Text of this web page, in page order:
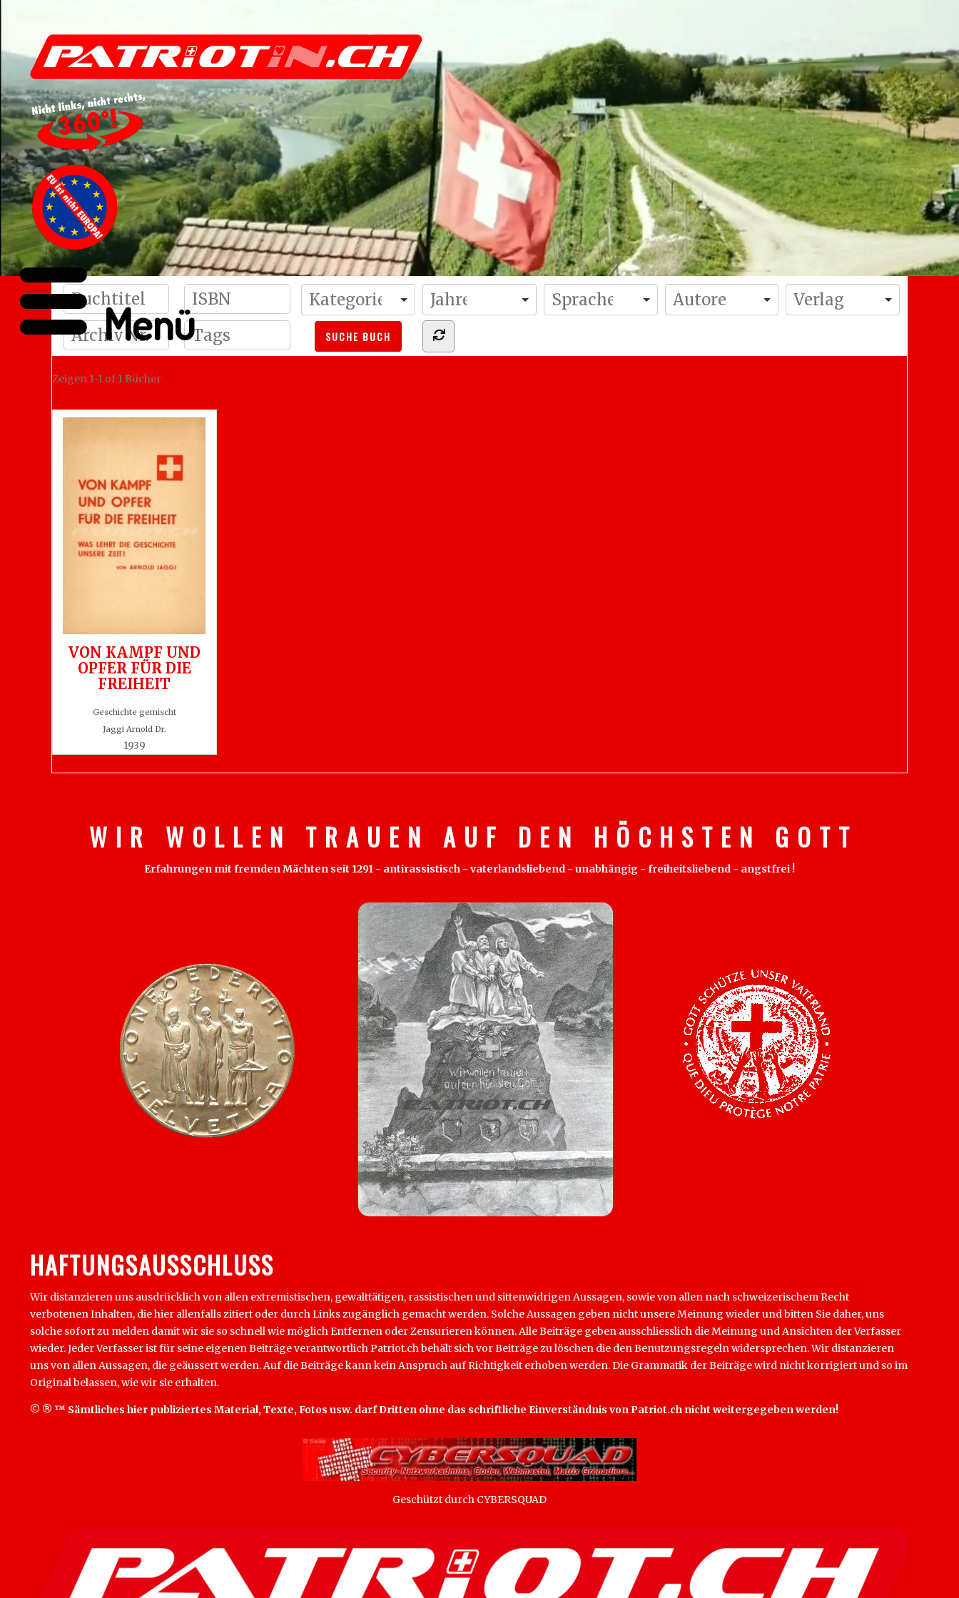
Zeigen 1-1 of 1 Bücher
VON KAMPF UND
OPFER FÜR DIE
FREIHEIT
Geschichte gemischt
Jaggi Arnold Dr.
1939
W I R W O L L E N T R A U E N A U F D E N H Ö C H S T E N G O T T
Erfahrungen mit fremden Mächten seit 1291 - antirassistisch - vaterlandsliebend - unabhängig - freiheitsliebend - angstfrei !
HAFTUNGSAUSSCHLUSS
Wir distanzieren uns ausdrücklich von allen extremistischen, gewalttätigen, rassistischen und sittenwidrigen Aussagen, sowie von allen nach schweizerischem Recht
verbotenen Inhalten, die hier allenfalls zitiert oder durch Links zugänglich gemacht werden. Solche Aussagen geben nicht unsere Meinung wieder und bitten Sie daher, uns
solche sofort zu melden damit wir sie so schnell wie möglich Entfernen oder Zensurieren können. Alle Beiträge geben ausschliesslich die Meinung und Ansichten der Verfasser
wieder. Jeder Verfasser ist für seine eigenen Beiträge verantwortlich Patriot.ch behält sich vor Beiträge zu löschen die den Benutzungsregeln widersprechen. Wir distanzieren
uns von allen Aussagen, die geäussert werden. Auf die Beiträge kann kein Anspruch auf Richtigkeit erhoben werden. Die Grammatik der Beiträge wird nicht korrigiert und so im
Original belassen, wie wir sie erhalten.
© ® ™ Sämtliches hier publiziertes Material, Texte, Fotos usw. darf Dritten ohne das schriftliche Einverständnis von Patriot.ch nicht weitergegeben werden!
Geschützt durch CYBERSQUAD
Menü